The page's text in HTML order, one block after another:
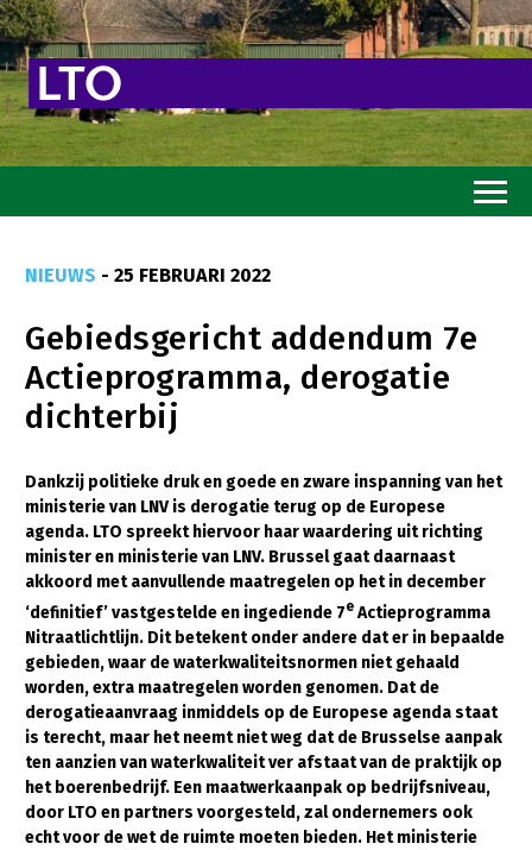
Goed eten
Mooi groen
Sterk ondernemerschap
Transitiepaden
Thema’s
Gezonde planten
Gezonde dieren
Natuur, klimaat en energie
Bodem en water
Platteland en omgeving
Mens, ondernemerschap en onderwijs
Internationaal
NIEUWS - 25 FEBRUARI 2022
Gebiedsgericht addendum 7e
Actieprogramma, derogatie
dichterbij
Dankzij politieke druk en goede en zware inspanning van het
ministerie van LNV is derogatie terug op de Europese
agenda. LTO spreekt hiervoor haar waardering uit richting
minister en ministerie van LNV. Brussel gaat daarnaast
akkoord met aanvullende maatregelen op het in december
‘definitief’ vastgestelde en ingediende 7e Actieprogramma
Nitraatlichtlijn. Dit betekent onder andere dat er in bepaalde
gebieden, waar de waterkwaliteitsnormen niet gehaald
worden, extra maatregelen worden genomen. Dat de
derogatieaanvraag inmiddels op de Europese agenda staat
is terecht, maar het neemt niet weg dat de Brusselse aanpak
ten aanzien van waterkwaliteit ver afstaat van de praktijk op
het boerenbedrijf. Een maatwerkaanpak op bedrijfsniveau,
door LTO en partners voorgesteld, zal ondernemers ook
echt voor de wet de ruimte moeten bieden. Het ministerie